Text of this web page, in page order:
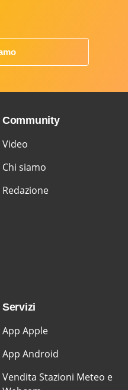
Community
Video
Chi siamo
Redazione
Servizi
App Apple
App Android
Vendita Stazioni Meteo e